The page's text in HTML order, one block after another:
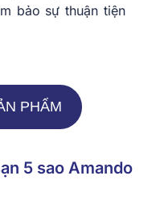
bảo sự thuận tiện
PHẨM
5 sao Amando